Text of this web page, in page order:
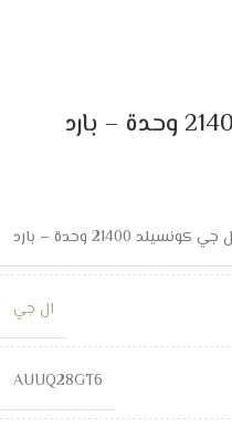
21400 وحدة – بارد
ال جي
AUUQ28GT6